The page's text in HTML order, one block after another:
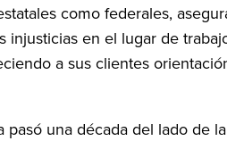
como federales,
injusticias en el lugar de
a sus clientes
pasó una década del lado de